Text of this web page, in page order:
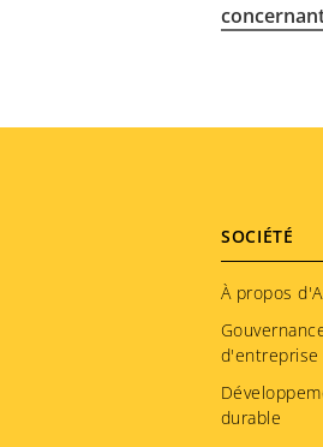
SOCIÉTÉ
À propos
d'entreprise
durable